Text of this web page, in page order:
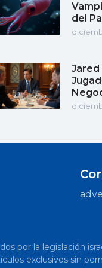
del
Jared
por la legislación
exclusivos sin